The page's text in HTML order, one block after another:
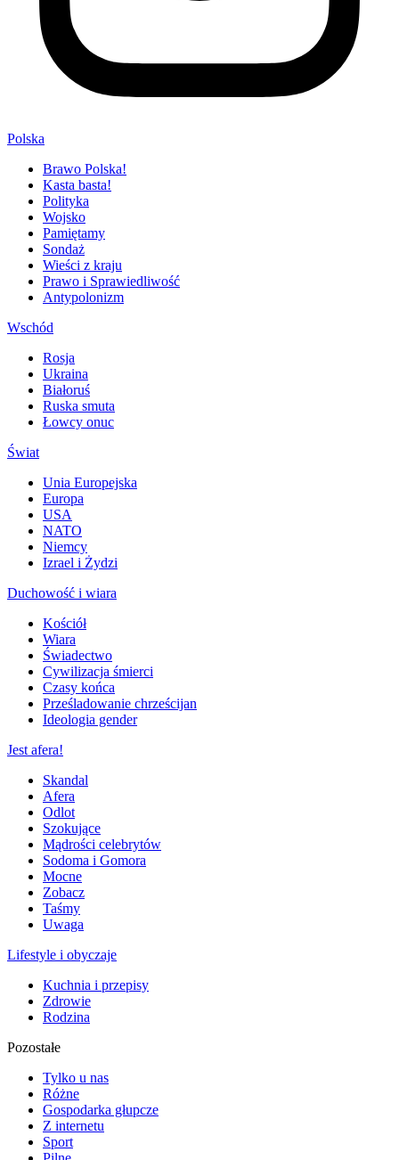
Polska
Brawo Polska!
Kasta basta!
Polityka
Wojsko
Pamiętamy
Sondaż
Wieści z kraju
Prawo i Sprawiedliwość
Antypolonizm
Wschód
Rosja
Ukraina
Białoruś
Ruska smuta
Łowcy onuc
Świat
Unia Europejska
Europa
USA
NATO
Niemcy
Izrael i Żydzi
Duchowość i wiara
Kościół
Wiara
Świadectwo
Cywilizacja śmierci
Czasy końca
Prześladowanie chrześcijan
Ideologia gender
Jest afera!
Skandal
Afera
Odlot
Szokujące
Mądrości celebrytów
Sodoma i Gomora
Mocne
Zobacz
Taśmy
Uwaga
Lifestyle i obyczaje
Kuchnia i przepisy
Zdrowie
Rodzina
Pozostałe
Tylko u nas
Różne
Gospodarka głupcze
Z internetu
Sport